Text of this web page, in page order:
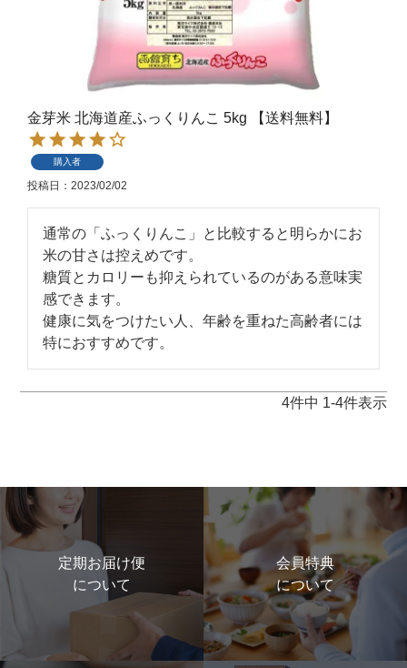
金芽米 北海道産ふっくりんこ 5kg 【送料無料】
購入者
投稿日 2023/02/02
通常の「ふっくりんこ」と比較すると明らかにお
米の甘さは控えめです。
糖質とカロリーも抑えられているのがある意味実
感できます。
健康に気をつけたい人、年齢を重ねた高齢者には
特におすすめです。
4件中 1-4件表示
定期お届け便
について
会員特典
について